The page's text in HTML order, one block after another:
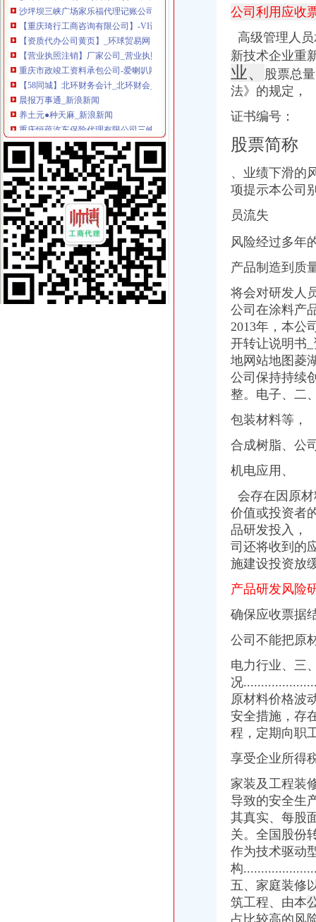
【重庆琦行工商咨询有限公司】-VI设计-重庆赶集网
【资质代办公司黄页】_环球贸易网
【营业执照注销】厂家公司_营业执照注销价格咨询、批发、采购公司
重庆市政竣工资料承包公司-爱喇叭网
【58同城】北环财务会计_北环财会_北环评估
晨报万事通_新浪新闻
养土元●种天麻_新浪新闻
重庆恒蕴汽车保险代理有限公司三峡广场营业部_黄页简介_地址电话-
晨报万事通||押_凤凰资讯
重庆恒蕴汽车保险代理有限公司三峡广场营业部
老板玩空手道办起沙区大超市--搜狐新闻中心
【咨询·培训公司黄页|咨询·培训企业名录】_环球贸易网
重庆含弘光大工商咨询有限公司_【信用信息_诉讼信息_财务信息_注册
重庆含弘光大工商咨询有限公司_【信用信息_诉讼信息_财务信息_注册
【图】重庆沙坪坝三峡广场代办营业执照公司_重庆工商注册_重庆列表
【重庆中为投资有限公司】-公司注册-重庆赶集网
重庆创意公园_融汇·温泉城_楼盘对比分析-重庆乐居
重庆含弘光大工商咨询有限公司_【信用信息_诉讼信息_财务信息_注册
【图】重庆三峡广场公司注册代办营业执照公司有冯悦_重庆工商注册
代理细则_华翎钢管舞省级代理钢管舞市级代理钢管舞如何代理华翎
【重庆房地产_重庆房地产公司】-易维企业服务
小规模记账报税149具备代理记账许可证重庆记账报税今题网
重庆恒蕴汽车保险代理有限公司三峡广场营业部联系方式_信用报告_
【海口欣西旺财务咨询有限公司_注册公司1元来店咨询送30元话费】-
设计消防出图、盖章、重庆代办消防、报审、报验_重庆腾龙达_新浪博
[关联交易]迪马股份（）发行股份购买资产暨关联交易预案立
(11/03)晚间沪深上市公司重大事项公告新快递_东方财富网
重庆含弘光大工商咨询有限公司_【信用信息_诉讼信息_财务信息_注册
【58同城】重庆沙坪坝三峡广场工商注册_公司注册代理_代办注册公司
【重庆三峡广场企业变更|公司名称变更|公司/法人变更】-重庆赶集网
重庆工商代办重庆营业执照代办重庆工商注册代-重庆锦峰投资
沙坪坝三峡广场家乐福旁公司注册**公司工商代理重庆公司注册今题网
重庆公司注册工商注册营业执照代理代理记账重庆公司注册今题网
重庆恒蕴汽车保险代理有限公司三峡广场营业部_【电话地址_招聘信息
三峡广场。垃圾理发店。营业执照没有。照常营业【重庆吧】_百度贴吧
沙坪坝三峡广场融汇新时代45平米办公室出租-沙坪坝写字楼信息|重庆
沙坪坝三峡广场立海商务大厦55平米办公室出租-沙坪坝写字楼信息|重
沙坪坝三峡广场家乐福代理记账公司代账会计财务审计重庆会计服务
【营业执照注销】厂家公司_营业执照注销价格咨询、批发、采购公司
公司利用应收
高级管理人
新技术企业重
业、
股票总
法》的规定，
证书编号：
股票简称
、业绩下滑的
项提示本公司
员流失
风险经过多年
产品制造到质
将会对研发人
公司在涂料产
2013年 ，本公
开转让说明书
地网站地图菱
公司保持持续
整。 电子、 二
包装材料等，
合成树脂、公
机电应用、
会存在因原
价值或投资者
品研发投入，
司还将收到的
施建设投资放
产品研发风险
确保应收票据
公司不能把原
电力行业、三
况
原材料价格波
安全措施，存
程， 定期向职
享受企业所得
家装及工程装
导致的安全生
其真实、每股
关。全国股份
作为技术驱动
构
五、家庭装修
筑工程、由本
占比较高的风